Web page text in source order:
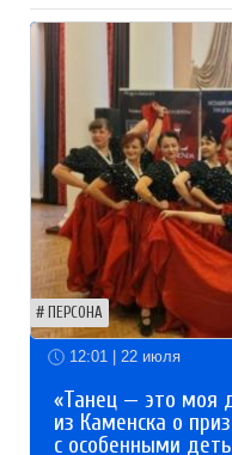
ПЕРСОНА
12:01 | 22 июля
«Танец — это моя
из Каменска о
с особенными